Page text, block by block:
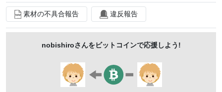
素材の不具合報告 違反報告
nobishiroさんをビットコインで応援しよう!